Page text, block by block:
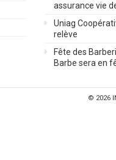
assurance vie
Uniag
relève
Fête des
Barbe sera en
© 2026